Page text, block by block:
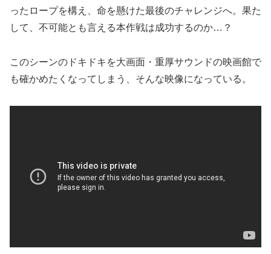
ったロープを構え、命を懸けた最後のチャレンジへ。果た
して、不可能とも言える本作戦は成功するのか…？
このシーンのドキドキを大画面・重厚サウンドの映画館で
も確かめたくなってしまう、そんな映像になっている。